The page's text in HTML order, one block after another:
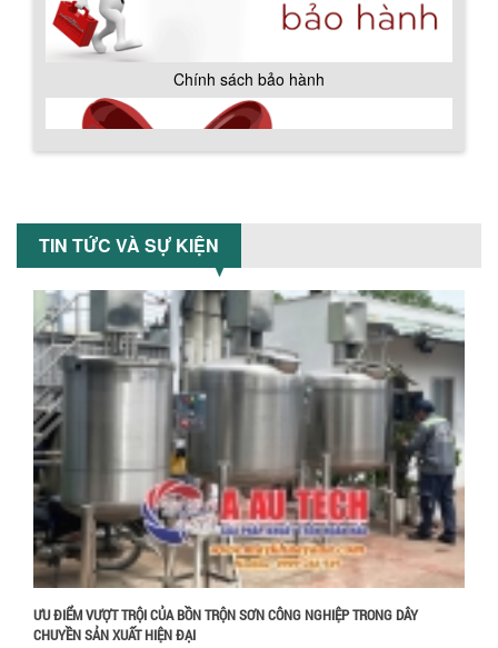
Hướng dẫn thanh toán mua hàng
TIN TỨC VÀ SỰ KIỆN
ƯU ĐIỂM VƯỢT TRỘI CỦA BỒN TRỘN SƠN CÔNG NGHIỆP TRONG DÂY
CHUYỀN SẢN XUẤT HIỆN ĐẠI
MÁY TRỘN BỘT KHÔ 500KG
Máy trộn bột khô 500kg được thiết kế
thân bồn nằm ngang, với cánh trộn bột
xoay đảo thuận nghịch. Vật liệu...
trộn các loại bột khô trong các ngành...
VÌ SAO DOANH NGHIỆP NÊN CHỌN MÁY
NGHIỀN MÀU SƠN Á ÂU?
Khám phá lý do doanh nghiệp nên
chọn máy nghiền màu sơn Á Âu: hiệu
suất cao, kiểm soát nhiệt tốt, tiết kiệm
ƯU ĐÃI ĐẶC BIỆT: GIÁ MÁY KHUẤY SƠN
CÔNG NGHIỆP GIẢM SỐC
Ưu đãi đặc biệt: Giá máy khuấy sơn
công nghiệp giảm sốc lên đến 20%.
Tiết kiệm chi phí, nhận ngay máy
khuấy...
TỐI ƯU CHI PHÍ SẢN XUẤT VỚI MÁY TRỘN